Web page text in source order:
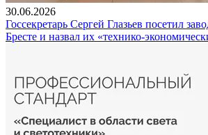
30.06.2026
Госсекретарь Сергей Глазьев посетил
Бресте и назвал их «технико-